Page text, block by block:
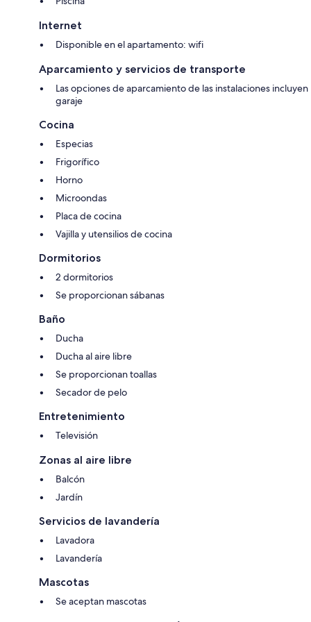
Internet
Disponible en el apartamento: wifi
Aparcamiento y servicios de transporte
Las opciones de aparcamiento de las instalaciones incluyen
garaje
Cocina
Especias
Frigorífico
Horno
Microondas
Placa de cocina
Vajilla y utensilios de cocina
Dormitorios
2 dormitorios
Se proporcionan sábanas
Baño
Ducha
Ducha al aire libre
Se proporcionan toallas
Secador de pelo
Entretenimiento
Televisión
Zonas al aire libre
Balcón
Jardín
Servicios de lavandería
Lavadora
Lavandería
Mascotas
Se aceptan mascotas